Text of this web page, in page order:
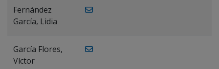
Fernández
García, Lidia
García Flores,
Víctor